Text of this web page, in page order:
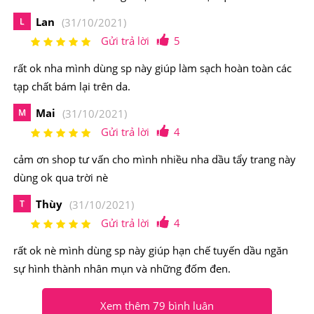
2. Dầu tẩy trang SK-II Facial Treatment
Cleansing Oil 250ml Có Nguồn Gốc Xuất Xứ Từ
Dầu tẩy trang SK-II hàng nội địa nổi tiếng tại store SK-II
L Lan (31/10/2021)
Gửi trả lời
5
rất ok nha mình dùng sp này giúp làm sạch hoàn toàn các
tạp chất bám lại trên da.
M Mai (31/10/2021)
Gửi trả lời
4
cảm ơn shop tư vấn cho mình nhiều nha dầu tẩy trang này
dùng ok qua trời nè
T Thùy (31/10/2021)
Gửi trả lời
4
rất ok nè mình dùng sp này giúp hạn chế tuyến dầu ngăn
sự hình thành nhân mụn và những đốm đen.
Xem thêm 79 bình luân